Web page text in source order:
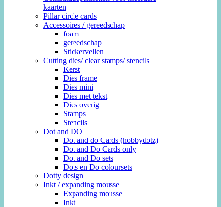
kaarten
Pillar circle cards
Accessoires / gereedschap
foam
gereedschap
Stickervellen
Cutting dies/ clear stamps/ stencils
Kerst
Dies frame
Dies mini
Dies met tekst
Dies overig
Stamps
Stencils
Dot and DO
Dot and do Cards (hobbydotz)
Dot and Do Cards only
Dot and Do sets
Dots en Do coloursets
Dotty design
Inkt / expanding mousse
Expanding mousse
Inkt